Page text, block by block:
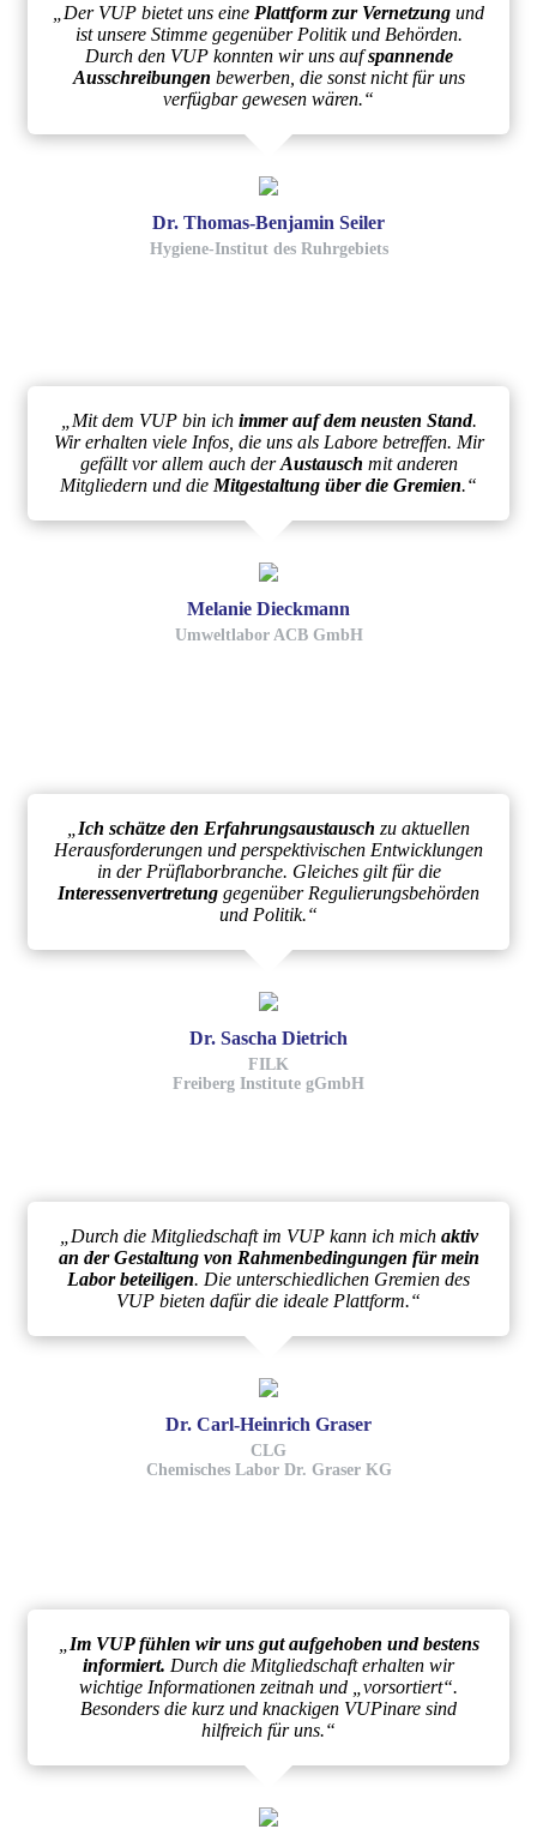
„Der VUP bietet uns eine Plattform zur Vernetzung und
ist unsere Stimme gegenüber Politik und Behörden.
Durch den VUP konnten wir uns aufspannende
Ausschreibungen bewerben, die sonst nicht für uns
verfügbar gewesen wären.“
Dr. Thomas-Benjamin Seiler
Hygiene-Institut des Ruhrgebiets
„Mit dem VUP bin ich immer auf dem neusten Stand.
Wir erhalten viele Infos, die uns als Labore betreffen. Mir
gefällt vor allem auch derAustausch mit anderen
Mitgliedern und die Mitgestaltung über die Gremien.“
Melanie Dieckmann
Umweltlabor ACB GmbH
Ich schätze den Erfahrungsaustausch zu aktuellen
Herausforderungen und perspektivischen Entwicklungen
in der Prüflaborbranche. Gleiches gilt für die
Interessenvertretung gegenüber Regulierungsbehörden
und Politik.“
Dr. Sascha Dietrich
FILK
Freiberg Institute gGmbH
„Durch die Mitgliedschaft im VUP kann ich mich aktiv
an der Gestaltung von Rahmenbedingungen für mein
Labor beteiligen. Die unterschiedlichen Gremien des
VUP bieten dafür die ideale Plattform.“
Dr. Carl-Heinrich Graser
CLG
Chemisches Labor Dr. Graser KG
Im VUP fühlen wir uns gut aufgehoben und bestens
informiert. Durch die Mitgliedschaft erhalten wir
wichtige Informationen zeitnah und „vorsortiert“.
Besonders die kurz und knackigen VUPinare sind
hilfreich für uns.“